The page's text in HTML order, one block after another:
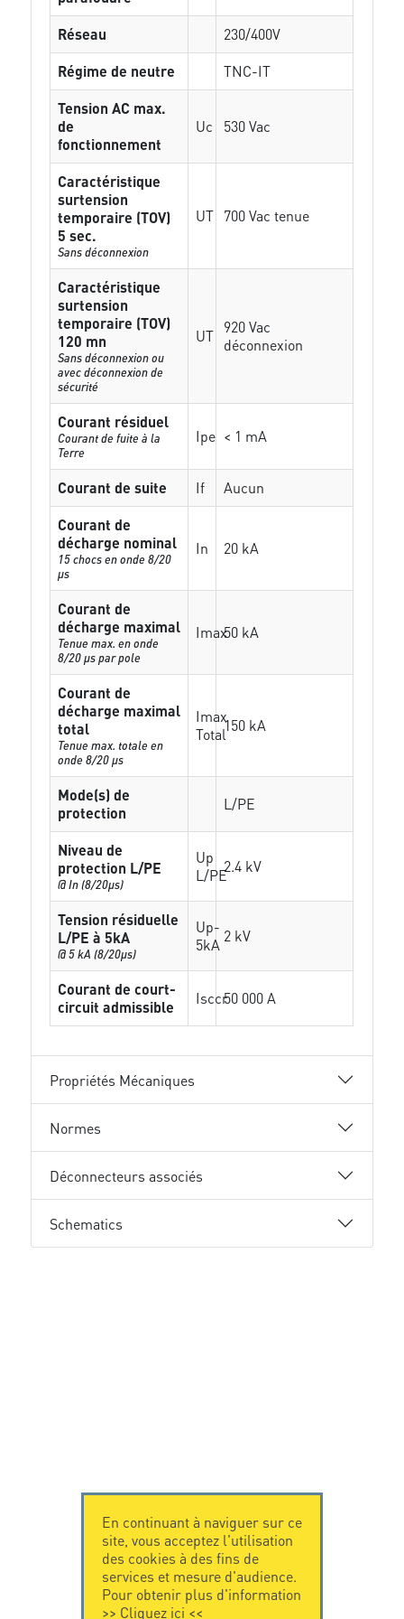
Réseau
230/400V
Régime de neutre
TNC-IT
Tension AC max.
de
fonctionnement
Uc 530 Vac
Caractéristique
surtension
temporaire (TOV)
5 sec.
Sans déconnexion
UT 700 Vac tenue
Caractéristique
surtension
temporaire (TOV)
120 mn
Sans déconnexion ou
avec déconnexion de
sécurité
UT 920 Vac
déconnexion
Courant résiduel
Courant de fuite à la
Terre
Ipe < 1 mA
Courant de suite If
Aucun
Courant de
décharge nominal
15 chocs en onde 8/20
µs
In 20 kA
Courant de
décharge maximal
Tenue max. en onde
8/20 µs par pole
Imax50 kA
Courant de
décharge maximal
total
Tenue max. totale en
onde 8/20 µs
Imax
Total150 kA
Mode(s) de
protection
L/PE
Niveau de
protection L/PE
@ In (8/20µs)
Up
L/PE2.4 kV
Tension résiduelle
L/PE à 5kA
@ 5 kA (8/20µs)
Up-
5kA 2 kV
Courant de court-
circuit admissible
Isccr50 000 A
Propriétés Mécaniques
Normes
Déconnecteurs associés
Schematics
En continuant à naviguer sur ce
site, vous acceptez l'utilisation
des cookies à des fins de
services et mesure d'audience.
Pour obtenir plus d'information
>> Cliquez ici <<